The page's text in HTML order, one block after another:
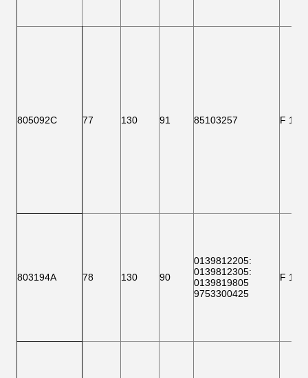
805092C 77 130 91 85103257 F
803194Α 78 130 90
0139812205:
0139812305:
0139819805
9753300425
F